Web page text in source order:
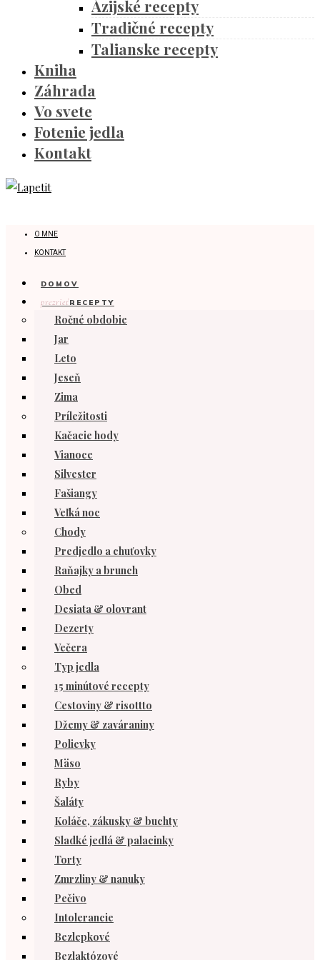
Ázijské recepty
Tradičné recepty
Talianske recepty
Kniha
Záhrada
Vo svete
Fotenie jedla
Kontakt
O MNE
KONTAKT
DOMOV
prezrieťRECEPTY
Ročné obdobie
Jar
Leto
Jeseň
Zima
Príležitosti
Kačacie hody
Vianoce
Silvester
Fašiangy
Veľká noc
Chody
Predjedlo a chuťovky
Raňajky a brunch
Obed
Desiata & olovrant
Dezerty
Večera
Typ jedla
15 minútové recepty
Cestoviny & risottto
Džemy & zaváraniny
Polievky
Mäso
Ryby
Šaláty
Koláče, zákusky & buchty
Sladké jedlá & palacinky
Torty
Zmrzliny & nanuky
Pečivo
Intolerancie
Bezlepkové
Bezlaktózové